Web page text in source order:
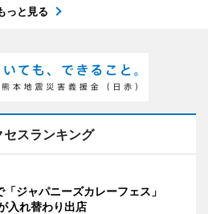
っと見る
セスランキング
「ジャパニーズカレーフェス」
入れ替わり出店